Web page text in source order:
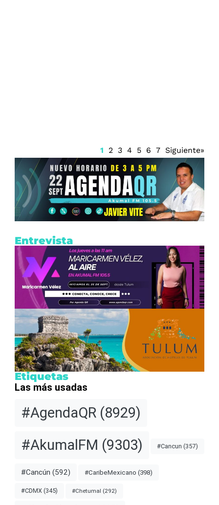
1 2 3 4 5 6 7 Siguiente»
Entrevista
Etiquetas
Las más usadas
#AgendaQR (8929)
#AkumalFM (9303) #Cancun (357)
#Cancún (592) #CaribeMexicano (398)
#CDMX (345) #Chetumal (292)